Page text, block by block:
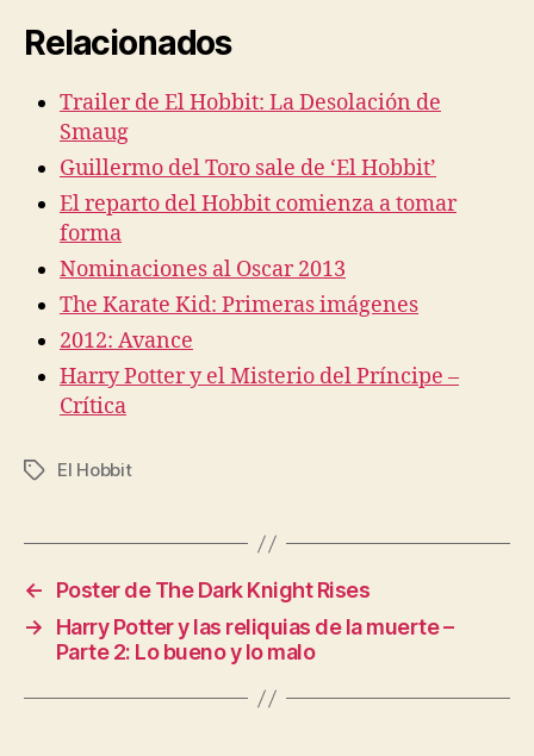
Relacionados
Trailer de El Hobbit: La Desolación de
Smaug
Guillermo del Toro sale de ‘El Hobbit’
El reparto del Hobbit comienza a tomar
forma
Nominaciones al Oscar 2013
The Karate Kid: Primeras imágenes
2012: Avance
Harry Potter y el Misterio del Príncipe –
Crítica
Etiquetas
El Hobbit
←
Poster de The Dark Knight Rises
→
Harry Potter y las reliquias de la muerte –
Parte 2: Lo bueno y lo malo